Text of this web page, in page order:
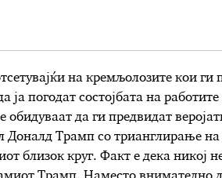
на кремљолозите кои ги
ја погодат состојбата на
да ги предвидат
Доналд Трамп со трианглирање
близок круг. Факт е дека никој